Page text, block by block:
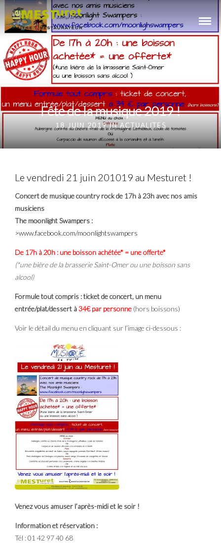
Fête de la musique 2019 !
18 JUIN 2019 IN ACTUALITES
Le vendredi 21 juin 201019 au Mesturet !
Concert de musique country rock de 17h à 23h avec nos amis
musiciens
The moonlight Swampers :
>www.facebook.com/moonlightswampers
De 17h à 20h : une boisson achétée* = une offerte*
(*une bière de la brasserie Saint-Omer ou une boisson sans
alcool)
Formule tout compris : ticket de concert, un menu
entrée/plat/dessert à34€ par personne (hors boissons)
Voir le détail du menu en cliquant sur l’image ci-dessous :
Venez vous amuser l’après-midi et le soir !
Information et réservation :
Tél : 01 42 97 40 68